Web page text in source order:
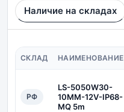
Наличие на складах
СКЛАД НАИМЕНОВАНИЕ
РФ
LS-5050W30-
10MM-12V-IP68-
MQ 5m